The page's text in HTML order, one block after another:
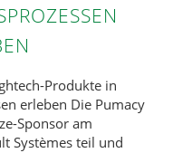
Produkte in
erleben Die Pumacy
Sponsor am
Systèmes teil und